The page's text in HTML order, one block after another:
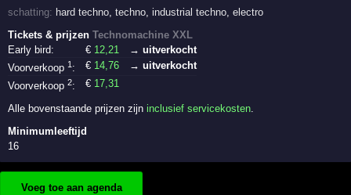
schatting: hard techno ,techno ,industrial techno ,electro
Tickets & prijzenTechnomachine XXL
Early bird:
€ 12 ,21
→ uitverkocht
Voorverkoop1 : € 14 ,76
→ uitverkocht
Voorverkoop2: € 17 ,31
Alle bovenstaande prijzen zijninclusief servicekosten.
Minimumleeftijd
16
Voeg toe aan agenda